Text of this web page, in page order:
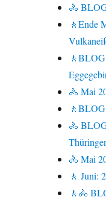
🚴
🚶Ende
🚴 Mai
🚴
🚴 Mai
🚶 Juni:
🚶🚴